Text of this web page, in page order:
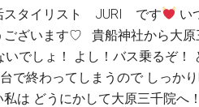
スタイリスト JURI です
い
ございます♡ 貴船神社から大原
いでしょ！ よし！バス乗るぞ！
で終わってしまうので しっか
は どうにかして大原三千院へ